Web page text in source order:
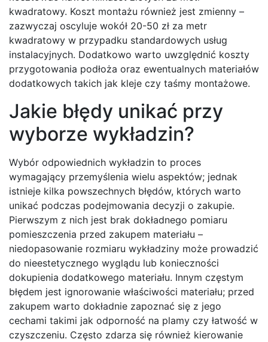
kwadratowy. Koszt montażu również jest zmienny –
zazwyczaj oscyluje wokół 20-50 zł za metr
kwadratowy w przypadku standardowych usług
instalacyjnych. Dodatkowo warto uwzględnić koszty
przygotowania podłoża oraz ewentualnych materiałów
dodatkowych takich jak kleje czy taśmy montażowe.
Jakie błędy unikać przy
wyborze wykładzin?
Wybór odpowiednich wykładzin to proces
wymagający przemyślenia wielu aspektów; jednak
istnieje kilka powszechnych błędów, których warto
unikać podczas podejmowania decyzji o zakupie.
Pierwszym z nich jest brak dokładnego pomiaru
pomieszczenia przed zakupem materiału –
niedopasowanie rozmiaru wykładziny może prowadzić
do nieestetycznego wyglądu lub konieczności
dokupienia dodatkowego materiału. Innym częstym
błędem jest ignorowanie właściwości materiału; przed
zakupem warto dokładnie zapoznać się z jego
cechami takimi jak odporność na plamy czy łatwość w
czyszczeniu. Często zdarza się również kierowanie